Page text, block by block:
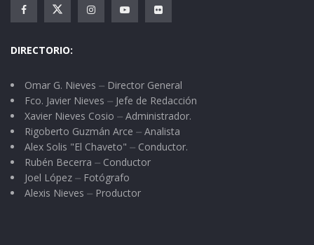
DIRECTORIO:
Omar G. Nieves ⏤ Director General
Fco. Javier Nieves ⏤ Jefe de Redacción
Xavier Nieves Cosio ⏤ Administrador.
Rigoberto Guzmán Arce ⏤ Analista
Alex Solis "El Chaveto" ⏤ Conductor.
Rubén Becerra ⏤ Conductor
Joel López ⏤ Fotógrafo
Alexis Nieves ⏤ Productor